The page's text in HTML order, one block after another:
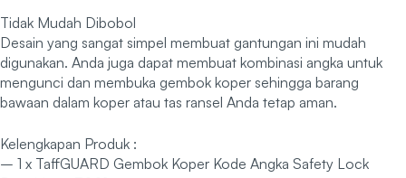
Tidak Mudah Dibobol
Desain yang sangat simpel membuat gantungan ini mudah
digunakan. Anda juga dapat membuat kombinasi angka untuk
mengunci dan membuka gembok koper sehingga barang
bawaan dalam koper atau tas ransel Anda tetap aman.
Kelengkapan Produk :
– 1 x TaffGUARD Gembok Koper Kode Angka Safety Lock